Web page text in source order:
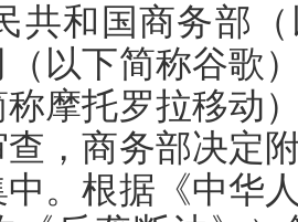
共和国商务部
以下简称谷歌
摩托罗拉移动
，商务部决定
。根据《中华